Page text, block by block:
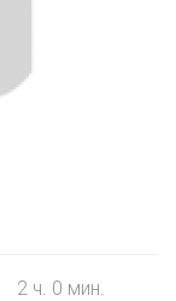
2 ч. 0 мин.